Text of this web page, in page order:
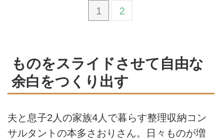
1 2
ものをスライドさせて自由な
余白をつくり出す
夫と息子2人の家族4人で暮らす整理収納コン
サルタントの本多さおりさん。日々ものが増